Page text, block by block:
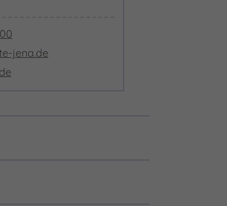
jena.de